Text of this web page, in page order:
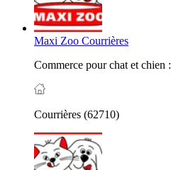
Maxi Zoo Courrières
Commerce pour chat et chien :
Courrières (62710)